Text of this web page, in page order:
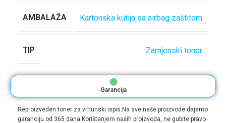
AMBALAŽA Kartonska kutija sa airbag zaštitom
TIP Zamjenski toner
Garancija
Reproizveden toner za vrhunski ispis.Na sve naše proizvode dajemo
garanciju od 365 dana.Korištenjem naših proizvoda, ne gubite pravo